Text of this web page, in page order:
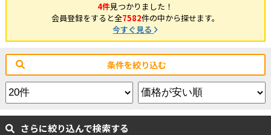
4件見つかりました！
会員登録をすると全7582件の中から探せます。
今すぐ見る
条件を絞り込む
さらに絞り込んで検索する